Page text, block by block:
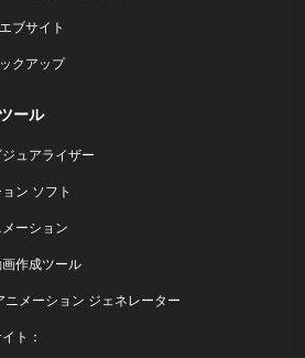
ブサイト
クアップ
ール
ュアライザー
ン ソフト
ーション
作成ツール
ニメーション ジェネレーター
ト：